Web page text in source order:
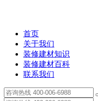
首页
关于我们
装修建材知识
装修建材百科
联系我们